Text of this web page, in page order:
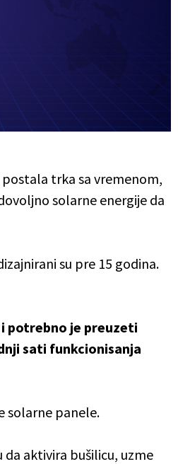
postala trka sa vremenom,
solarne energije da
su pre 15 godina.
potrebno je preuzeti
sati funkcionisanja
solarne panele.
aktivira bušilicu, uzme